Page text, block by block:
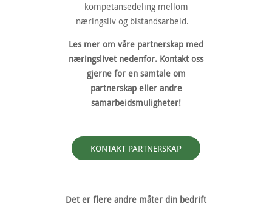
kompetansedeling mellom
næringsliv og bistandsarbeid.
Les mer om våre partnerskap med
næringslivet nedenfor. Kontakt oss
gjerne for en samtale om
partnerskap eller andre
samarbeidsmuligheter!
KONTAKT PARTNERSKAP
Det er flere andre måter din bedrift